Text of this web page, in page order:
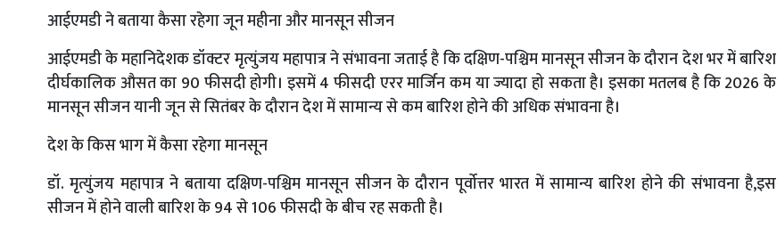
आईएमडी ने बताया कैसा रहेगा जून महीना और मानसून सीजन
आईएमडी के महानिदेशक डॉक्टर मृत्युंजय महापात्र ने संभावना जताई है कि दक्षिण-पश्चिम मानसून सीजन के दौरान देश भर में बारिश
दीर्घकालिक औसत का 90 फीसदी होगी। इसमें 4 फीसदी एरर मार्जिन कम या ज्यादा हो सकता है। इसका मतलब है कि 2026 के
मानसून सीजन यानी जून से सितंबर के दौरान देश में सामान्य से कम बारिश होने की अधिक संभावना है।
देश के किस भाग में कैसा रहेगा मानसून
डॉ. मृत्युंजय महापात्र ने बताया दक्षिण-पश्चिम मानसून सीजन के दौरान पूर्वोत्तर भारत में सामान्य बारिश होने की संभावना है,इस
सीजन में होने वाली बारिश के 94 से 106 फीसदी के बीच रह सकती है।